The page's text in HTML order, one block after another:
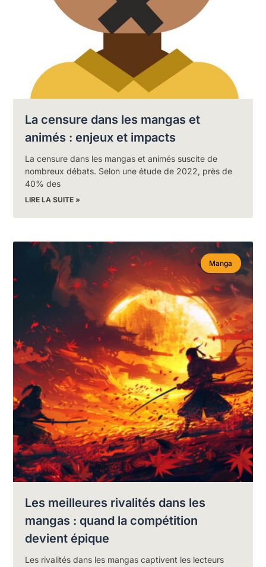
La censure dans les mangas et
animés : enjeux et impacts
La censure dans les mangas et animés suscite de
nombreux débats. Selon une étude de 2022, près de
40% des
LIRE LA SUITE »
Manga
Les meilleures rivalités dans les
mangas : quand la compétition
devient épique
Les rivalités dans les mangas captivent les lecteurs